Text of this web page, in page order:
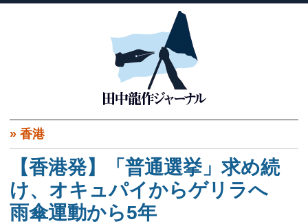
» 香港
【香港発】「普通選挙」求め続
け、オキュパイからゲリラへ
雨傘運動から5年